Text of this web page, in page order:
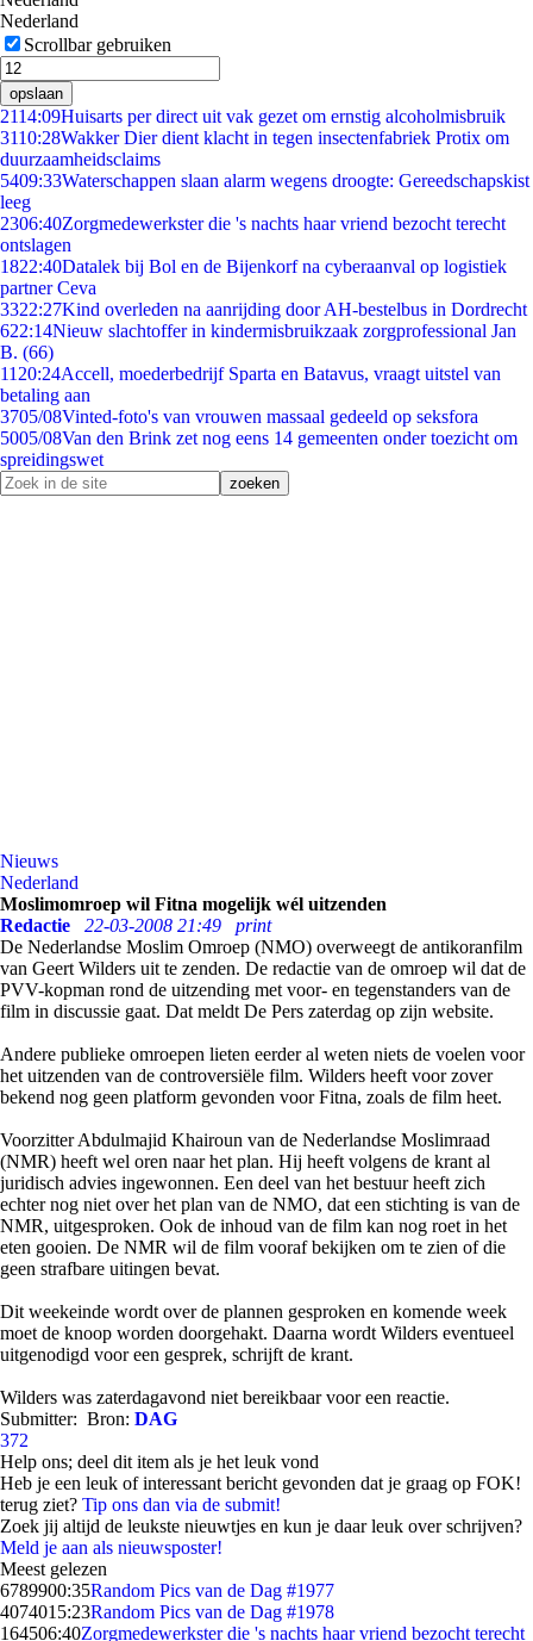
Nederland
Scrollbar gebruiken
opslaan
2114:09Huisarts per direct uit vak gezet om ernstig alcoholmisbruik
3110:28Wakker Dier dient klacht in tegen insectenfabriek Protix om
duurzaamheidsclaims
5409:33Waterschappen slaan alarm wegens droogte: Gereedschapskist
leeg
2306:40Zorgmedewerkster die 's nachts haar vriend bezocht terecht
ontslagen
1822:40Datalek bij Bol en de Bijenkorf na cyberaanval op logistiek
partner Ceva
3322:27Kind overleden na aanrijding door AH-bestelbus in Dordrecht
622:14Nieuw slachtoffer in kindermisbruikzaak zorgprofessional Jan
B. (66)
11 20:24Accell, moederbedrijf Sparta en Batavus, vraagt uitstel van
betaling aan
3705/08Vinted-foto's van vrouwen massaal gedeeld op seksfora
5005/08Van den Brink zet nog eens 14 gemeenten onder toezicht om
spreidingswet
Nieuws
Nederland
Moslimomroep wil Fitna mogelijk wél uitzenden
Redactie
22-03-2008 21:49
print
De Nederlandse Moslim Omroep (NMO) overweegt de antikoranfilm
van Geert Wilders uit te zenden. De redactie van de omroep wil dat de
PVV-kopman rond de uitzending met voor- en tegenstanders van de
film in discussie gaat. Dat meldt De Pers zaterdag op zijn website.
Andere publieke omroepen lieten eerder al weten niets de voelen voor
het uitzenden van de controversiële film. Wilders heeft voor zover
bekend nog geen platform gevonden voor Fitna, zoals de film heet.
Voorzitter Abdulmajid Khairoun van de Nederlandse Moslimraad
(NMR) heeft wel oren naar het plan. Hij heeft volgens de krant al
juridisch advies ingewonnen. Een deel van het bestuur heeft zich
echter nog niet over het plan van de NMO, dat een stichting is van de
NMR, uitgesproken. Ook de inhoud van de film kan nog roet in het
eten gooien. De NMR wil de film vooraf bekijken om te zien of die
geen strafbare uitingen bevat.
Dit weekeinde wordt over de plannen gesproken en komende week
moet de knoop worden doorgehakt. Daarna wordt Wilders eventueel
uitgenodigd voor een gesprek, schrijft de krant.
Wilders was zaterdagavond niet bereikbaar voor een reactie.
Submitter: Bron: DAG
372
Help ons; deel dit item als je het leuk vond
Heb je een leuk of interessant bericht gevonden dat je graag op FOK!
terug ziet? Tip ons dan via de submit!
Zoek jij altijd de leukste nieuwtjes en kun je daar leuk over schrijven?
Meld je aan als nieuwsposter!
Meest gelezen
6789900:35Random Pics van de Dag #1977
4074015:23Random Pics van de Dag #1978
164506:40Zorgmedewerkster die 's nachts haar vriend bezocht terecht